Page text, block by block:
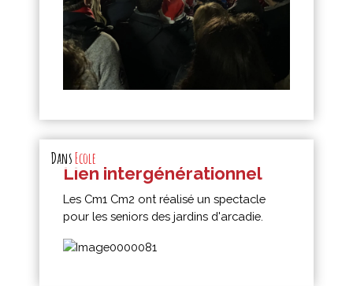
DansEcole
Lien intergénérationnel
Les Cm1 Cm2 ont réalisé un spectacle
pour les seniors des jardins d'arcadie.